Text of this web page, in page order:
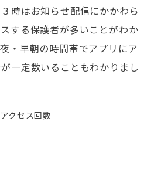
時はお知らせ配信にかかわら
する保護者が多いことがわか
・早朝の時間帯でアプリにア
一定数いることもわかりまし
クセス回数